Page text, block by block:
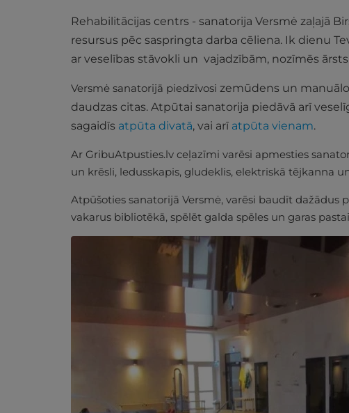
Rehabilitācijas centrs - sanatorija Versmė zaļajā
resursus pēc saspringta darba cēliena. Ik dienu
ar veselības stāvokli un vajadzībām, nozīmēs
Versmė sanatorijā piedzīvosi zemūdens un
daudzas citas. Atpūtai sanatorija piedāvā arī
sagaidīs atpūta divatā, vai arī atpūta vienam.
Ar GribuAtpusties.lv ceļazīmi varēsi apmesties
un krēsli, ledusskapis, gludeklis, elektriskā tējkanna
Atpūšoties sanatorijā Versmė, varēsi baudīt
vakarus bibliotēkā, spēlēt galda spēles un garas